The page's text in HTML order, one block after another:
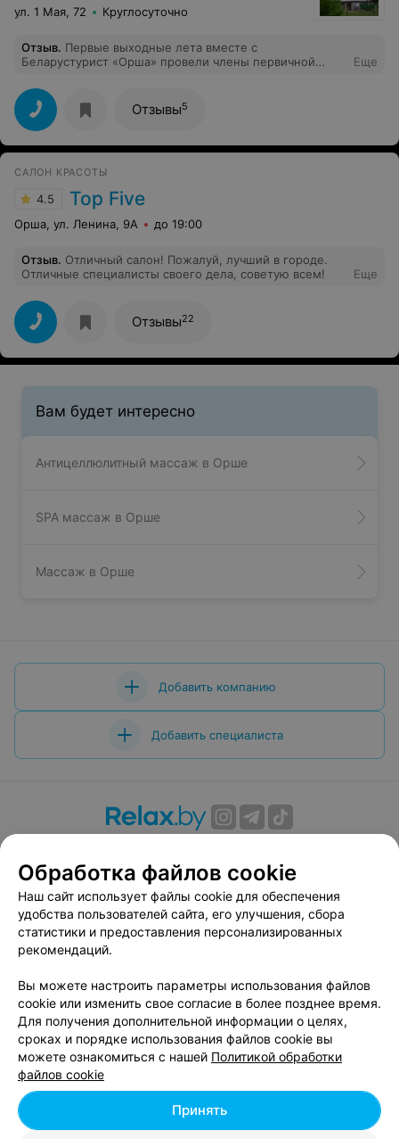
ул. 1 Мая, 72 Круглосуточно
Отзыв. Первые выходные лета вместе с
Беларустурист «Орша» провели члены первичной
в блистательном Санкт-Петербурге. Два дня в этом
прекрасном городе пролетели как одно мгновение.
Эмоции от красоты и величия города переполняли
всех. Огромное спасибо Туристско-оздоровительному
комплексу «Орша», за прекрасно проведённые
продажам и маркетингу Максимчик Татьяне за
организацию экскурсионного мероприятия.
Еще
Отзывы5
САЛОН КРАСОТЫ
4.5 Top Five
Орша, ул. Ленина, 9А до 19:00
Отзыв. Отличный салон! Пожалуй, лучший в городе.
Отличные специалисты своего дела, советую всем!
Еще
Отзывы22
Вам будет интересно
Антицеллюлитный массаж в Орше
SPA массаж в Орше
Массаж в Орше
Добавить компанию
Добавить специалиста
Вакансии
Публичный договор
Способы оплаты
Публичный договор по использованию сервиса
«Афиша»
Пользовательское соглашение
Связаться по вопросам сотрудничества
Написать руководителю relax.by
Персональные настройки cookie
Обработка персональных данных
© 2026 ООО «Артокс Лаб», УНП 191700409, регистрирующий орган -
Обработка файлов cookie
Наш сайт использует файлы cookie для обеспечения
удобства пользователей сайта, его улучшения, сбора
статистики и предоставления персонализированных
рекомендаций.
Вы можете настроить параметры использования файлов
cookie или изменить свое согласие в более позднее время.
Для получения дополнительной информации о целях,
сроках и порядке использования файлов cookie вы
можете ознакомиться с нашей Политикой обработки
файлов cookie
Принять